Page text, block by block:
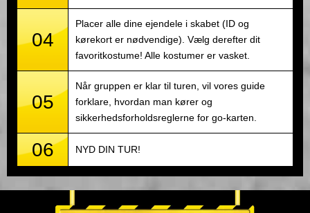
04
Placer alle dine ejendele i skabet (ID og
kørekort er nødvendige). Vælg derefter dit
favoritkostume! Alle kostumer er vasket.
05
Når gruppen er klar til turen, vil vores guide
forklare, hvordan man kører og
sikkerhedsforholdsreglerne for go-karten.
06 NYD DIN TUR!